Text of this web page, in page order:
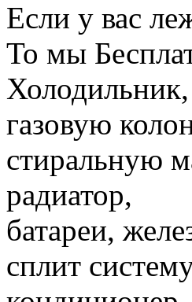
Если у вас
То мы
Холодильник,
газовую
стиральную
радиатор,
батареи,
сплит